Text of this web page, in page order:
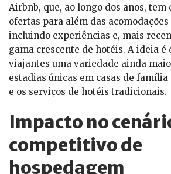
Airbnb, que, ao longo dos anos,
ofertas para além das
incluindo experiências e, mais
gama crescente de hotéis. A ideia é
viajantes uma variedade ainda
estadias únicas em casas de
e os serviços de hotéis tradicionais.
Impacto no
competitivo de
hospedagem